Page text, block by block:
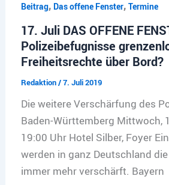
Beitrag, Das offene Fenster, Termine
17. Juli DAS OFFENE
Polizeibefugnisse
Freiheitsrechte über Bord?
Redaktion/7. Juli 2019
Die weitere Verschärfung des
Baden-Württemberg Mittwoch,
19:00 Uhr Hotel Silber, Foyer
werden in ganz Deutschland
immer mehr verschärft. Bayern